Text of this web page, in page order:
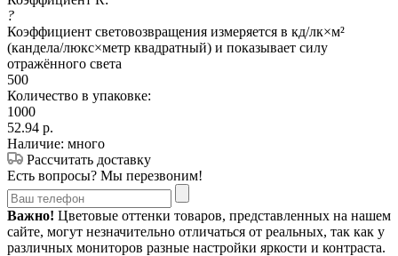
?
Коэффициент световозвращения измеряется в кд/лк×м²
(кандела/люкс×метр квадратный) и показывает силу
отражённого света
500
Количество в упаковке:
1000
52.94 р.
Наличие: много
Рассчитать доставку
Есть вопросы? Мы перезвоним!
Важно! Цветовые оттенки товаров, представленных на нашем
сайте, могут незначительно отличаться от реальных, так как у
различных мониторов разные настройки яркости и контраста.